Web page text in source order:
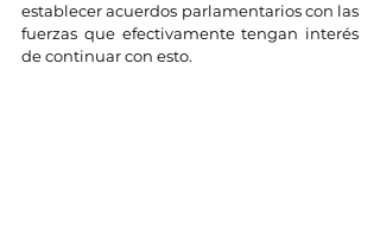
establecer acuerdos parlamentarios con las
fuerzas que efectivamente tengan interés
de continuar con esto.